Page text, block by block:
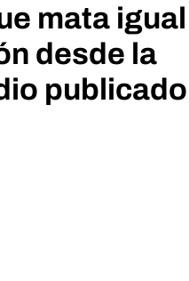
mata igual
desde la
publicado